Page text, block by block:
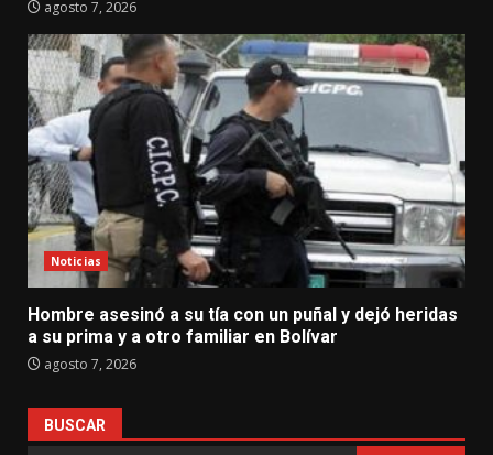
agosto 7, 2026
Noticias
Hombre asesinó a su tía con un puñal y dejó heridas
a su prima y a otro familiar en Bolívar
agosto 7, 2026
BUSCAR